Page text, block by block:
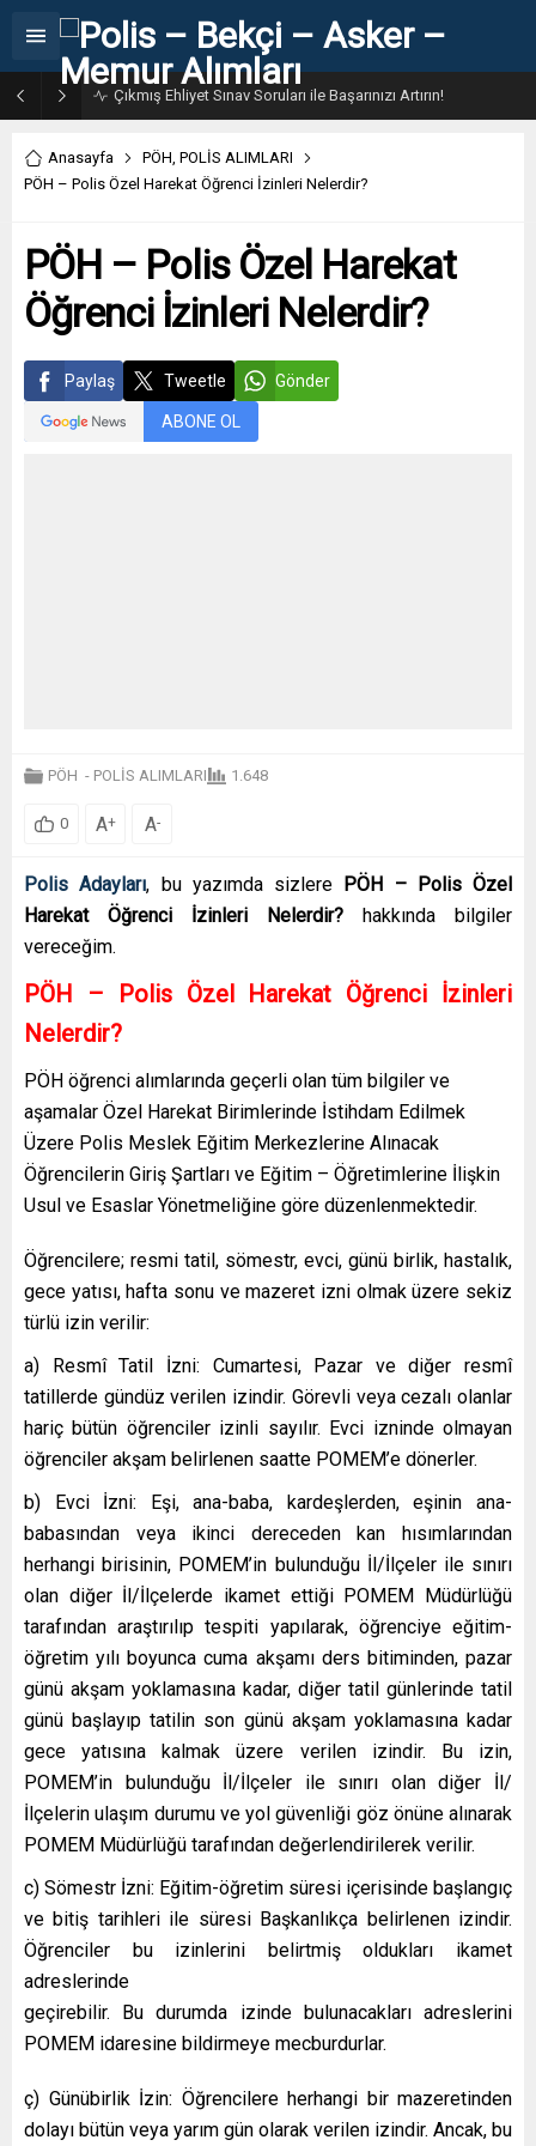
Anasayfa PÖH, POLİS ALIMLARI
PÖH – Polis Özel Harekat Öğrenci İzinleri Nelerdir?
PÖH – Polis Özel Harekat
Öğrenci İzinleri Nelerdir?
Paylaş Tweetle Gönder
ABONE OL
PÖH - POLİS ALIMLARI 1.648
0 A+ A-
Polis Adayları, bu yazımda sizlere PÖH – Polis Özel
Harekat Öğrenci İzinleri Nelerdir? hakkında bilgiler
vereceğim.
PÖH – Polis Özel Harekat Öğrenci İzinleri
Nelerdir?
PÖH öğrenci alımlarında geçerli olan tüm bilgiler ve
aşamalar Özel Harekat Birimlerinde İstihdam Edilmek
Üzere Polis Meslek Eğitim Merkezlerine Alınacak
Öğrencilerin Giriş Şartları ve Eğitim – Öğretimlerine İlişkin
Usul ve Esaslar Yönetmeliğine göre düzenlenmektedir.
Öğrencilere; resmi tatil, sömestr, evci, günü birlik, hastalık,
gece yatısı, hafta sonu ve mazeret izni olmak üzere sekiz
türlü izin verilir:
a) Resmî Tatil İzni: Cumartesi, Pazar ve diğer resmî
tatillerde gündüz verilen izindir. Görevli veya cezalı olanlar
hariç bütün öğrenciler izinli sayılır. Evci izninde olmayan
öğrenciler akşam belirlenen saatte POMEM’e dönerler.
b) Evci İzni: Eşi, ana-baba, kardeşlerden, eşinin ana-
babasından veya ikinci dereceden kan hısımlarından
herhangi birisinin, POMEM’in bulunduğu İl/İlçeler ile sınırı
olan diğer İl/İlçelerde ikamet ettiği POMEM Müdürlüğü
tarafından araştırılıp tespiti yapılarak, öğrenciye eğitim-
öğretim yılı boyunca cuma akşamı ders bitiminden, pazar
günü akşam yoklamasına kadar, diğer tatil günlerinde tatil
günü başlayıp tatilin son günü akşam yoklamasına kadar
gece yatısına kalmak üzere verilen izindir. Bu izin,
POMEM’in bulunduğu İl/İlçeler ile sınırı olan diğer İl/
İlçelerin ulaşım durumu ve yol güvenliği göz önüne alınarak
POMEM Müdürlüğü tarafından değerlendirilerek verilir.
c) Sömestr İzni: Eğitim-öğretim süresi içerisinde başlangıç
ve bitiş tarihleri ile süresi Başkanlıkça belirlenen izindir.
Öğrenciler bu izinlerini belirtmiş oldukları ikamet
adreslerinde
geçirebilir. Bu durumda izinde bulunacakları adreslerini
POMEM idaresine bildirmeye mecburdurlar.
ç) Günübirlik İzin: Öğrencilere herhangi bir mazeretinden
dolayı bütün veya yarım gün olarak verilen izindir. Ancak, bu